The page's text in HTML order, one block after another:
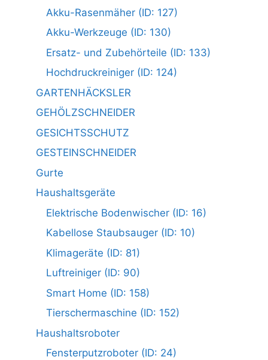
Akku-Rasenmäher (ID: 127)
Akku-Werkzeuge (ID: 130)
Ersatz- und Zubehörteile (ID: 133)
Hochdruckreiniger (ID: 124)
GARTENHÄCKSLER
GEHÖLZSCHNEIDER
GESICHTSSCHUTZ
GESTEINSCHNEIDER
Gurte
Haushaltsgeräte
Elektrische Bodenwischer (ID: 16)
Kabellose Staubsauger (ID: 10)
Klimageräte (ID: 81)
Luftreiniger (ID: 90)
Smart Home (ID: 158)
Tierschermaschine (ID: 152)
Haushaltsroboter
Fensterputzroboter (ID: 24)